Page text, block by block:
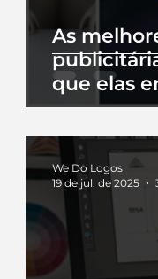
As
que elas
We Do Logos
19 de jul. de 2025